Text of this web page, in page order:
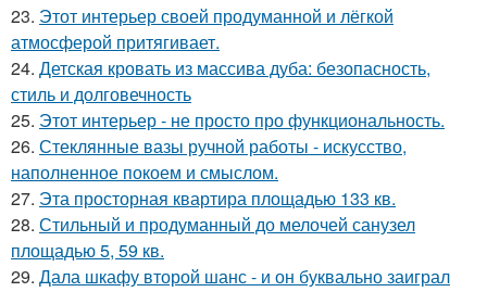
23. Этот интерьер своей продуманной и лёгкой
атмосферой притягивает.
24. Детская кровать из массива дуба: безопасность,
стиль и долговечность
25. Этот интерьер - не просто про функциональность.
26. Стеклянные вазы ручной работы - искусство,
наполненное покоем и смыслом.
27. Эта просторная квартира площадью 133 кв.
28. Стильный и продуманный до мелочей санузел
площадью 5, 59 кв.
29. Дала шкафу второй шанс - и он буквально заиграл